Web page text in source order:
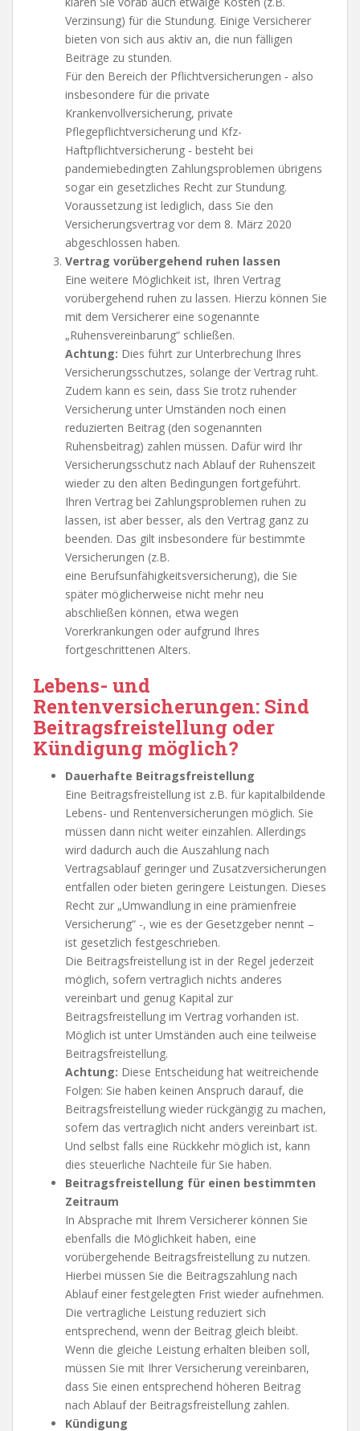
Verzinsung) für die Stundung. Einige Versicherer
bieten von sich aus aktiv an, die nun fälligen
Beiträge zu stunden.
Für den Bereich der Pflichtversicherungen ‑ also
insbesondere für die private
Krankenvollversicherung, private
Pflegepflichtversicherung und Kfz-
Haftpflichtversicherung ‑ besteht bei
pandemiebedingten Zahlungsproblemen übrigens
sogar ein gesetzliches Recht zur Stundung.
Voraussetzung ist lediglich, dass Sie den
Versicherungsvertrag vor dem 8. März 2020
abgeschlossen haben.
Vertrag vorübergehend ruhen lassen
Eine weitere Möglichkeit ist, Ihren Vertrag
vorübergehend ruhen zu lassen. Hierzu können Sie
mit dem Versicherer eine sogenannte
„Ruhensvereinbarung“ schließen.
Achtung: Dies führt zur Unterbrechung Ihres
Versicherungsschutzes, solange der Vertrag ruht.
Zudem kann es sein, dass Sie trotz ruhender
Versicherung unter Umständen noch einen
reduzierten Beitrag (den sogenannten
Ruhensbeitrag) zahlen müssen. Dafür wird Ihr
Versicherungsschutz nach Ablauf der Ruhenszeit
wieder zu den alten Bedingungen fortgeführt.
Ihren Vertrag bei Zahlungsproblemen ruhen zu
lassen, ist aber besser, als den Vertrag ganz zu
beenden. Das gilt insbesondere für bestimmte
Versicherungen (z.B.
eine Berufsunfähigkeitsversicherung), die Sie
später möglicherweise nicht mehr neu
abschließen können, etwa wegen
Vorerkrankungen oder aufgrund Ihres
fortgeschrittenen Alters.
Lebens- und
Rentenversicherungen: Sind
Beitragsfreistellung oder
Kündigung möglich?
Dauerhafte Beitragsfreistellung
Eine Beitragsfreistellung ist z.B. für kapitalbildende
Lebens- und Rentenversicherungen möglich. Sie
müssen dann nicht weiter einzahlen. Allerdings
wird dadurch auch die Auszahlung nach
Vertragsablauf geringer und Zusatzversicherungen
entfallen oder bieten geringere Leistungen. Dieses
Recht zur „Umwandlung in eine prämienfreie
Versicherung“ -, wie es der Gesetzgeber nennt –
ist gesetzlich festgeschrieben.
Die Beitragsfreistellung ist in der Regel jederzeit
möglich, sofern vertraglich nichts anderes
vereinbart und genug Kapital zur
Beitragsfreistellung im Vertrag vorhanden ist.
Möglich ist unter Umständen auch eine teilweise
Beitragsfreistellung.
Achtung: Diese Entscheidung hat weitreichende
Folgen: Sie haben keinen Anspruch darauf, die
Beitragsfreistellung wieder rückgängig zu machen,
sofern das vertraglich nicht anders vereinbart ist.
Und selbst falls eine Rückkehr möglich ist, kann
dies steuerliche Nachteile für Sie haben.
Beitragsfreistellung für einen bestimmten
Zeitraum
In Absprache mit Ihrem Versicherer können Sie
ebenfalls die Möglichkeit haben, eine
vorübergehende Beitragsfreistellung zu nutzen.
Hierbei müssen Sie die Beitragszahlung nach
Ablauf einer festgelegten Frist wieder aufnehmen.
Die vertragliche Leistung reduziert sich
entsprechend, wenn der Beitrag gleich bleibt.
Wenn die gleiche Leistung erhalten bleiben soll,
müssen Sie mit Ihrer Versicherung vereinbaren,
dass Sie einen entsprechend höheren Beitrag
nach Ablauf der Beitragsfreistellung zahlen.
Kündigung